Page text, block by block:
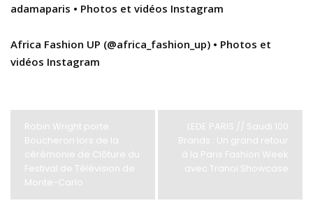
adamaparis • Photos et vidéos Instagram
Africa Fashion UP (@africa_fashion_up) • Photos et
vidéos Instagram
Robin Wright porte
Boucheron lors de la
cérémonie de Clôture du
Festival de Télévision de
Monte-Carlo
LEDE PARIS // Saudi 100
Brands : Un grand retour
à la Paris Fashion Week
avec Tranoï Showcase